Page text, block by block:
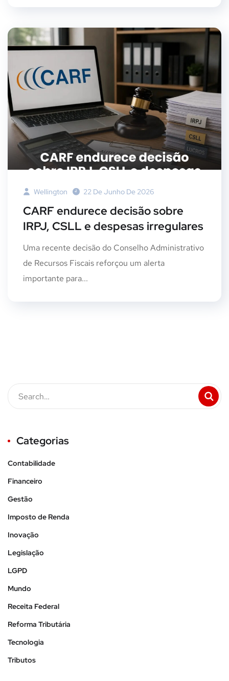
Wellington 22 De Junho De 2026
CARF endurece decisão sobre
IRPJ, CSLL e despesas irregulares
Uma recente decisão do Conselho Administrativo
de Recursos Fiscais reforçou um alerta
importante para...
Categorias
Contabilidade
Financeiro
Gestão
Imposto de Renda
Inovação
Legislação
LGPD
Mundo
Receita Federal
Reforma Tributária
Tecnologia
Tributos